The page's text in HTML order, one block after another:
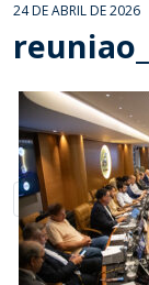
24 DE ABRIL DE 2026